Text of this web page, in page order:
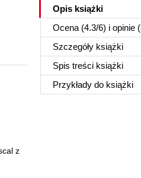
Opis książki
Ocena (4.3/6) i opinie
Szczegóły książki
Spis treści książki
Przykłady do książki
z